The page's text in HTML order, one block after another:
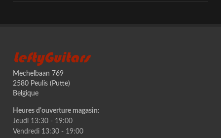
LeftyGuitars
Mechelbaan 769
2580 Peulis (Putte)
Belgique
Heures d'ouverture magasin:
Jeudi 13:30 - 19:00
Vendredi 13:30 - 19:00